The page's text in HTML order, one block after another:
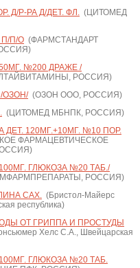
Д/Р-РА Д/ДЕТ. ФЛ.(ЦИТОМЕД
П/П/О(ФАРМСТАНДАРТ
№200 ДРАЖЕ /
РОССИЯ)
ОЗОН/(ОЗОН ООО, РОССИЯ)
(ЦИТОМЕД МБНПК, РОССИЯ)
120МГ.+10МГ. №10 ПОР.
ФАРМАЦЕВТИЧЕСКОЕ
ГЛЮКОЗА №20 ТАБ./
РОССИЯ)
САХ.(Бристол-Майерс
республика)
ОТ ГРИППА И ПРОСТУДЫ
Хелс С.А., Швейцарская
ГЛЮКОЗА №20 ТАБ.